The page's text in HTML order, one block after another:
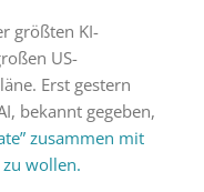
größten KI-
US-
Erst gestern
bekannt gegeben,
zusammen mit
wollen.